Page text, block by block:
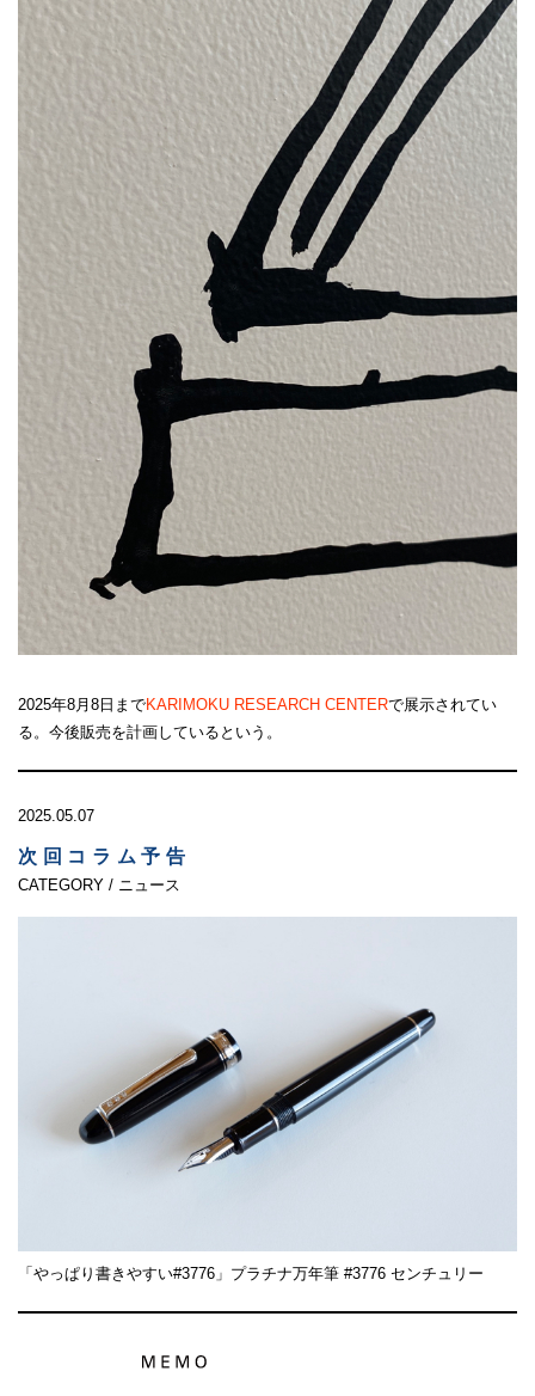
2025年8月8日までKARIMOKU RESEARCH CENTERで展示されてい
る。今後販売を計画しているという。
2025.05.07
次回コラム予告
CATEGORY / ニュース
「やっぱり書きやすい#3776」プラチナ万年筆 #3776 センチュリー